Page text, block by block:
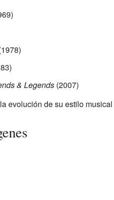
& Legends(2007)
evolución de su estilo